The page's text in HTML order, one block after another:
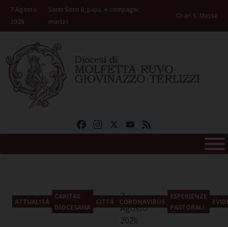
Skip
content
7 Agosto
2026
Santi Sisto II, papa, e compagni,
martiri
Orari S. Messe
FacebookInstagramYouTube
ATTUALITÀ
CARITAS
DIOCESANA
CITTÀ CORONAVIRUS
ESPERIENZE
PASTORALI
7
Agosto
2026